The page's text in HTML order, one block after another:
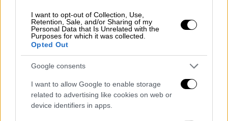
I want to opt-out of Collection, Use,
Retention, Sale, and/or Sharing of my
Personal Data that Is Unrelated with the
Purposes for which it was collected.
Opted Out
Google consents
I want to allow Google to enable storage
related to advertising like cookies on web or
device identifiers in apps.
μέρη συνδεσμολογίας Αυτοσχέδιου
Εκρηκτικού Μηχανισμού (Α.Ε.Μ.) και
συγκεκριμένα: βραδύκαυστο πυραγωγό
σχοινίο, διαμορφωμένος πλαστικός
σωλήνας, διαμορφωμένος μεταλλικός
σωλήνας εντός των οποίων υπήρχε
άγνωστη ουσία, πιθανόν εκρηκτική ύλη
τουλάχιστον -29,4- γραμμαρίων.